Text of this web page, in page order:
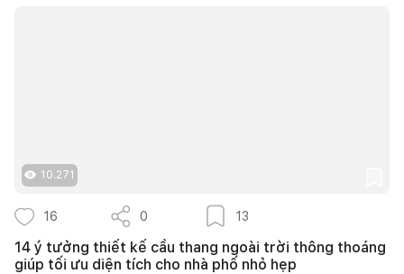
10.271
16 0 13
14 ý tưởng thiết kế cầu thang ngoài trời thông thoáng
giúp tối ưu diện tích cho nhà phố nhỏ hẹp
Mua sắm hoàn thiện nhà